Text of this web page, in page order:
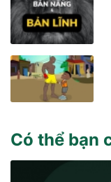
Có thể bạn